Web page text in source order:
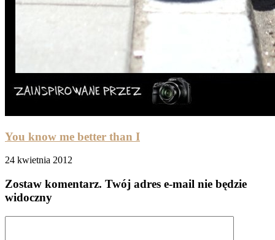
You know me better than I
24 kwietnia 2012
Zostaw komentarz. Twój adres e-mail nie będzie
widoczny